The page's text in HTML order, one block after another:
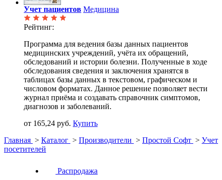
Учет пациентов Медицина
Рейтинг:
Программа для ведения базы данных пациентов
медицинских учреждений, учёта их обращений,
обследований и истории болезни. Полученные в ходе
обследования сведения и заключения хранятся в
таблицах базы данных в текстовом, графическом и
числовом форматах. Данное решение позволяет вести
журнал приёма и создавать справочник симптомов,
диагнозов и заболеваний.
от 165,24 руб. Купить
Главная > Каталог > Производители > Простой Софт > Учет
посетителей
Распродажа